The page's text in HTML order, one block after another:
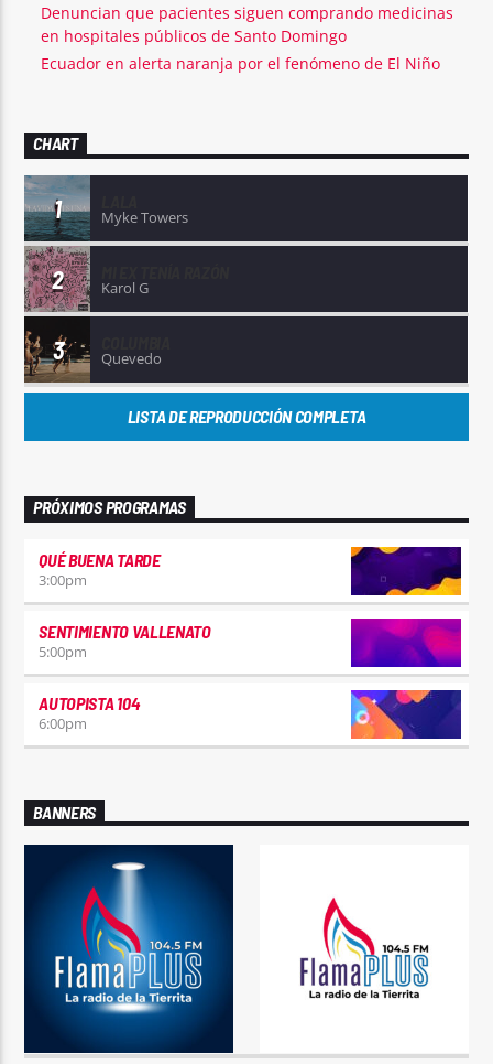
Denuncian que pacientes siguen comprando medicinas
en hospitales públicos de Santo Domingo
Ecuador en alerta naranja por el fenómeno de El Niño
CHART
1 Myke Towers
2 Karol G
3 Quevedo
LISTA DE REPRODUCCIÓN COMPLETA
PRÓXIMOS PROGRAMAS
QUÉ BUENA TARDE
3:00pm
SENTIMIENTO VALLENATO
5:00pm
AUTOPISTA 104
6:00pm
BANNERS